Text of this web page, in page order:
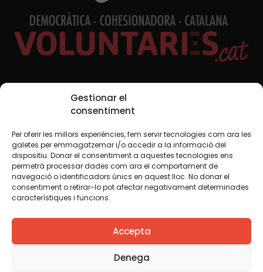
Gestionar el
consentiment
Per oferir les millors experiències, fem servir tecnologies com ara les
galetes per emmagatzemar i/o accedir a la informació del
dispositiu. Donar el consentiment a aquestes tecnologies ens
permetrà processar dades com ara el comportament de
navegació o identificadors únics en aquest lloc. No donar el
consentiment o retirar-lo pot afectar negativament determinades
característiques i funcions.
Accepta
Denega
Xarxes Socials
TWT YTB IG FB IN
Avís legalPolítica de cookies
Creiem que el coneixement s’ha de compartir. Per això
fem servir una llicència Creative Commons, llevat que en
algun material indiquem el contrari. Us animem a copiar,
redistribuir, remesclar o transformar i crear els continguts